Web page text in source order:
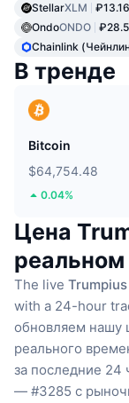
StellarXLM ₽13.16
OndoONDO
Chainlink
В тренде
Bitcoin
$64,754.48
0.04%
Цена
The live
with a 24-hour
обновляем нашу
реального
за последние 24
— #3285 с